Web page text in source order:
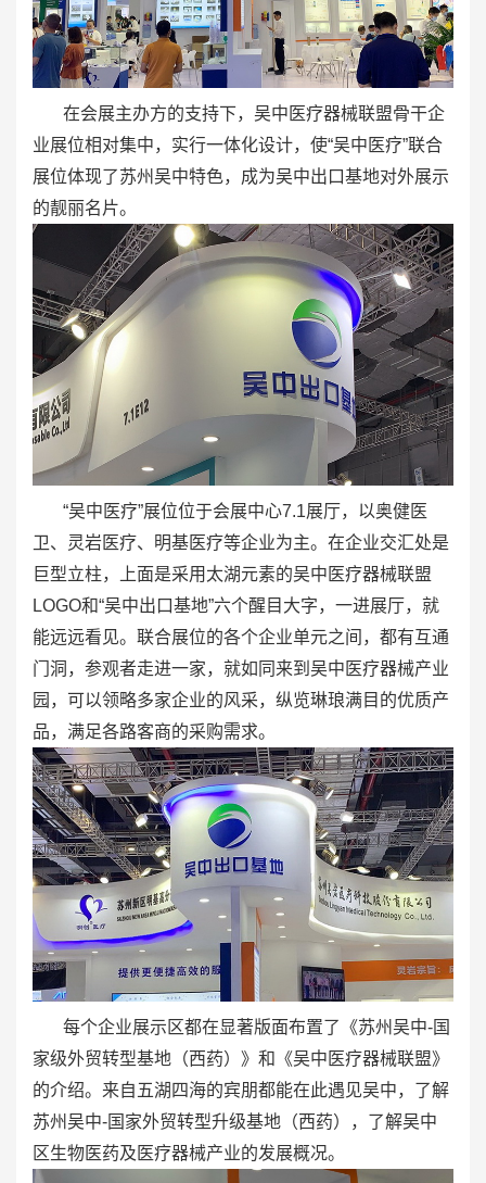
在会展主办方的支持下，吴中医疗器械联盟骨干企
业展位相对集中，实行一体化设计，使“吴中医疗”联合
展位体现了苏州吴中特色，成为吴中出口基地对外展示
的靓丽名片。
“吴中医疗”展位位于会展中心7.1展厅，以奥健医
卫、灵岩医疗、明基医疗等企业为主。在企业交汇处是
巨型立柱，上面是采用太湖元素的吴中医疗器械联盟
LOGO和“吴中出口基地”六个醒目大字，一进展厅，就
能远远看见。联合展位的各个企业单元之间，都有互通
门洞，参观者走进一家，就如同来到吴中医疗器械产业
园，可以领略多家企业的风采，纵览琳琅满目的优质产
品，满足各路客商的采购需求。
每个企业展示区都在显著版面布置了《苏州吴中-国
家级外贸转型基地（西药）》和《吴中医疗器械联盟》
的介绍。来自五湖四海的宾朋都能在此遇见吴中，了解
苏州吴中-国家外贸转型升级基地（西药），了解吴中
区生物医药及医疗器械产业的发展概况。